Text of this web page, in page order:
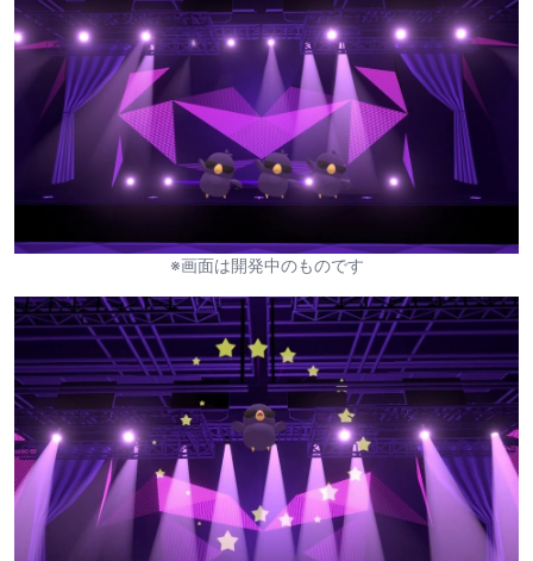
※画面は開発中のものです